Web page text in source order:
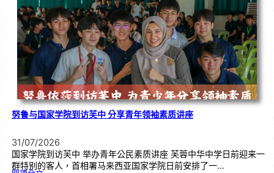
《
奏
花
悦
韵
》
圆
满
演
出
努鲁与国家学院到访芙中 分享青年领袖素质讲座
31/07/2026
国家学院到访芙中 举办青年公民素质讲座 芙蓉中华中学日前迎来一
群特别的客人，首相署马来西亚国家学院日前安排了一…